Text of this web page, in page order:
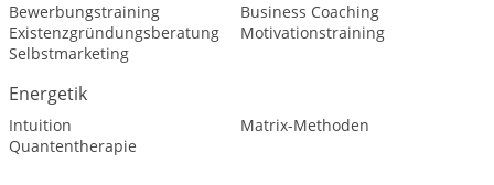
Bewerbungstraining
Business Coaching
Existenzgründungsberatung
Motivationstraining
Selbstmarketing
Energetik
Intuition
Matrix-Methoden
Quantentherapie